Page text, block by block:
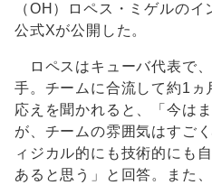
（OH）ロペス・ミゲルの
公式Xが公開した。
ロペスはキューバ代表で
手。チームに合流して約1
応えを聞かれると、「今は
が、チームの雰囲気はすご
ィジカル的にも技術的にも
あると思う」と回答。また